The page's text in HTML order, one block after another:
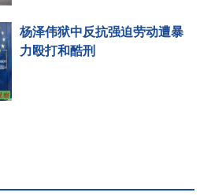
杨泽伟狱中反抗强迫劳动遭暴
力殴打和酷刑